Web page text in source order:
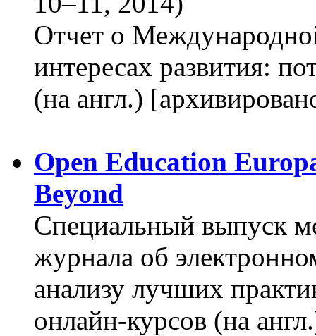
Отчет о
интересах развития:
(на англ.)
Open Education
Beyond
Специальный выпуск
журнала об
анализу лучших
онлайн-курсов (на